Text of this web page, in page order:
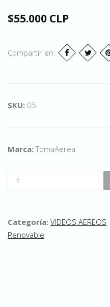
$55.000 CLP
Compartir en:
SKU: 05
Marca:TomaAerea
Categoría: VIDEOS AEREOS,
Renovable